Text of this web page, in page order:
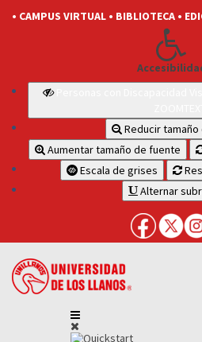
• CAMPUS VIRTUAL • BIBLIOTECA •
Reducir
Aumentar tamaño de fuente
Escala de grises
Alternar